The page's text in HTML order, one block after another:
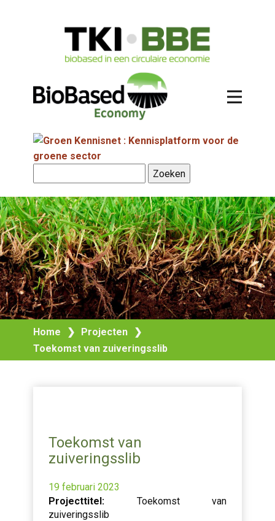
Home ❯ Projecten
❯
Toekomst van zuiveringsslib
Toekomst van
zuiveringsslib
19 februari 2023
Projecttitel: Toekomst van
zuiveringsslib